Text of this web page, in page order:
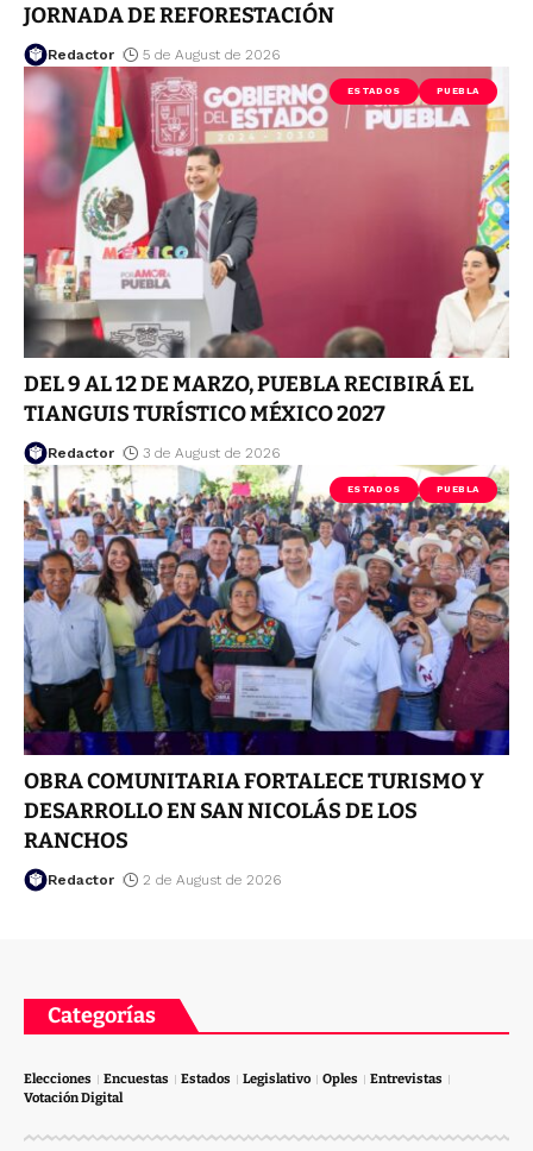
JORNADA DE REFORESTACIÓN
Redactor 5 de August de 2026
ESTADOS PUEBLA
DEL 9 AL 12 DE MARZO, PUEBLA RECIBIRÁ EL
TIANGUIS TURÍSTICO MÉXICO 2027
Redactor 3 de August de 2026
ESTADOS PUEBLA
OBRA COMUNITARIA FORTALECE TURISMO Y
DESARROLLO EN SAN NICOLÁS DE LOS
RANCHOS
Redactor 2 de August de 2026
Categorías
Elecciones Encuestas Estados Legislativo Oples
Entrevistas
Votación Digital